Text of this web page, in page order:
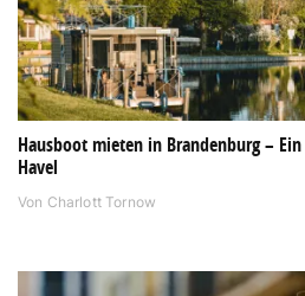
Hausboot mieten in Brandenburg –
Havel
Von Charlott Tornow